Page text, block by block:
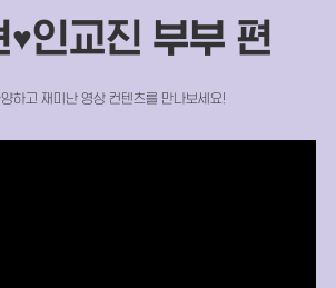
♥인교진 부부 편
하고 재미난 영상 컨텐츠를 만나보세요!